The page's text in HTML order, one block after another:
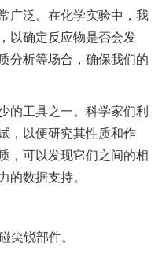
广泛。在化学实验中，我
以确定反应物是否会发
分析等场合，确保我们的
的工具之一。科学家们利
，以便研究其性质和作
，可以发现它们之间的相
的数据支持。
尖锐部件。